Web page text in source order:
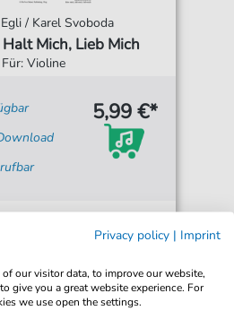
/ Karel Svoboda
Mich, Lieb Mich
Für: Violine
5,99 €*
Privacy policy | Imprint
our visitor data, to improve our website,
give you a great website experience. For
we use open the settings.